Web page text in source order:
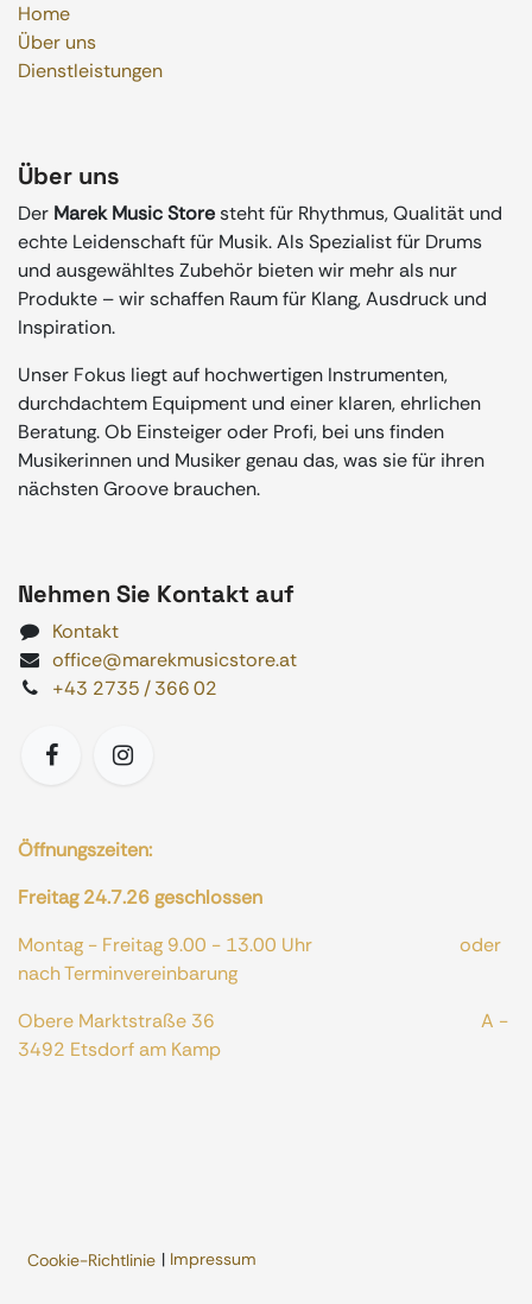
Home
Über uns
Dienstleistungen
Über uns
Der Marek Music Storesteht für Rhythmus, Qualität und
echte Leidenschaft für Musik. Als Spezialist für Drums
und ausgewähltes Zubehör bieten wir mehr als nur
Produkte – wir schaffen Raum für Klang, Ausdruck und
Inspiration.
Unser Fokus liegt auf hochwertigen Instrumenten,
durchdachtem Equipment und einer klaren, ehrlichen
Beratung. Ob Einsteiger oder Profi, bei uns finden
Musikerinnen und Musiker genau das, was sie für ihren
nächsten Groove brauchen.
Nehmen Sie Kontakt auf
Kontakt
office@marekmusicstore.at
+43 2735 / 366 02
Öffnungszeiten:
Freitag 24.7.26 geschlossen
Montag - Freitag 9.00 - 13.00 Uhr oder
nach Terminvereinbarung
Obere Marktstraße 36 A -
3492 Etsdorf am Kamp
Cookie-Richtlinie | Impressum